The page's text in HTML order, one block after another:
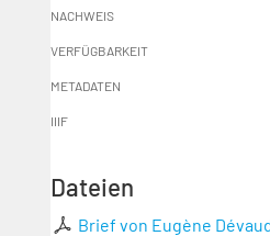
NACHWEIS
VERFÜGBARKEIT
METADATEN
IIIF
Dateien
Brief von Eugène